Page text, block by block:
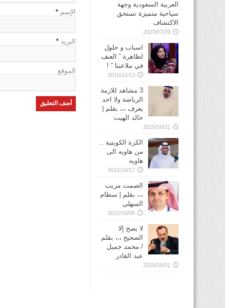
الإسم *
البريد *
الموقع
العربية السعودية وجهة
سياحية متميزة تستحق
الاكتشاف
2023/07/29
اسباب و حلول
لظاهرة ” العنف
في ملاعبنا ” !
2015/12/13
3 مشاهد للازمة
الرياضة ولا احد
يعرف ،،، بقلم |
خالد الهيت
2015/10/21
الكرة الكويتية ..
من هاويه الى
هاويه
2015/10/17
الصمت مريب
،،، بقلم | سطام
السهلي
2015/10/05
لا يصح إلا
الصحيح ،،، بقلم
/ محمد جميل
عبد القادر
2015/10/01